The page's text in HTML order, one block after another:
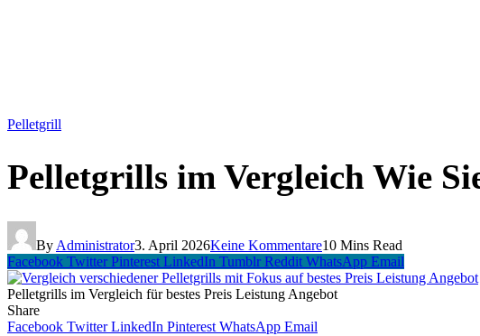
Pelletgrill
Pelletgrills im Vergleich Wie
By Administrator3. April 2026Keine Kommentare10 Mins Read
Facebook Twitter Pinterest LinkedIn Tumblr Reddit WhatsApp Email
Pelletgrills im Vergleich für bestes Preis Leistung Angebot
Share
Facebook Twitter LinkedIn Pinterest WhatsApp Email